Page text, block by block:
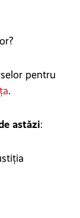
pentru
.
astăzi: